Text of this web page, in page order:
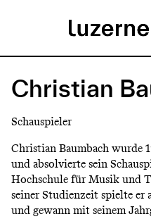
zum
Inhalt
H
u
p
t
m
Christian
Schauspieler
Christian Baumbach wurde
und absolvierte sein
Hochschule für Musik und
seiner Studienzeit spielte er
und gewann mit seinem